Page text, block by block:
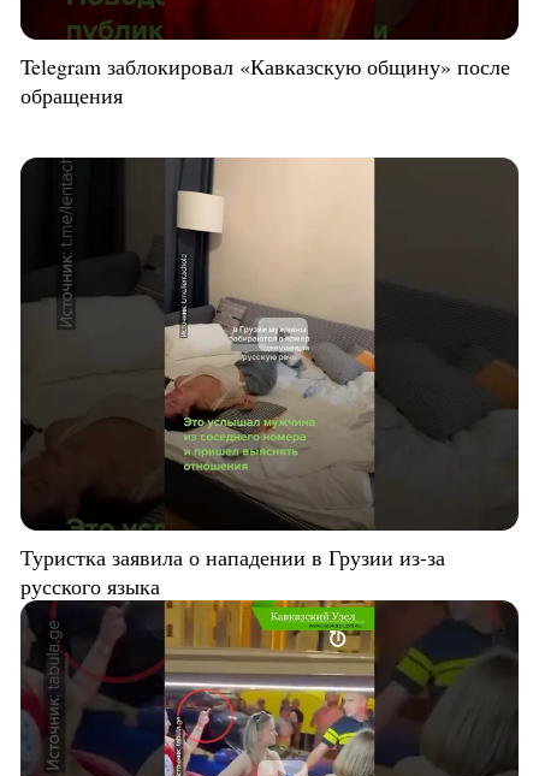
Telegram заблокировал «Кавказскую общину» после
обращения
Туристка заявила о нападении в Грузии из-за
русского языка